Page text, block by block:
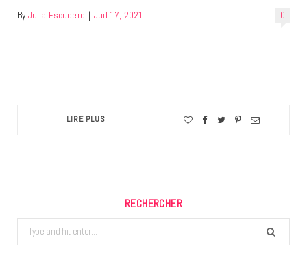
0
By Julia Escudero | Juil 17, 2021
LIRE PLUS
RECHERCHER
Search
for: